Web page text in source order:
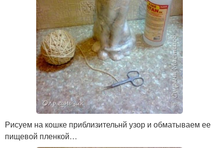
Рисуем на кошке приблизительнй узор и обматываем ее
пищевой пленкой…